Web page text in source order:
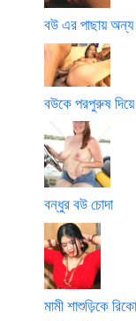
বউ এর পাছায়
বউকে পরপুরুষ দিয়ে
বন্ধুর বউ চোদা
মামী শাশুড়িকে